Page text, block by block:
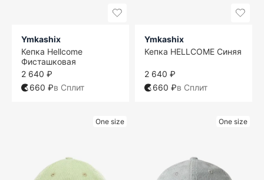
Ymkashix
Кепка Hellcome
Фисташковая
2 640 ₽
660 ₽в Сплит
Ymkashix
Кепка HELLCOME Синяя
2 640 ₽
660 ₽в Сплит
One size One size